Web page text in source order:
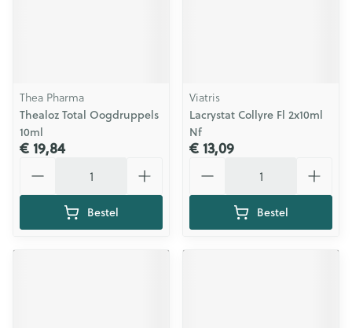
Thea Pharma
Thealoz Total Oogdruppels
10ml
€ 19,84
Bestel
Viatris
Lacrystat Collyre Fl 2x10ml
Nf
€ 13,09
Bestel